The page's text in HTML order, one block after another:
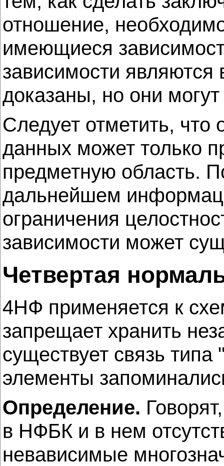
отношение,
имеющиеся
зависимости
доказаны, но они
Следует отметить,
данных может только
предметную область.
дальнейшем
ограничения
зависимости может
Четвертая
4НФ применяется к
запрещает хранить
существует связь
элементы
Определение.
в НФБК и в нем
невависимые